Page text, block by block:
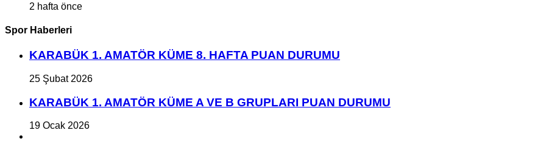
2 hafta önce
Spor Haberleri
KARABÜK 1. AMATÖR KÜME 8. HAFTA PUAN DURUMU
25 Şubat 2026
KARABÜK 1. AMATÖR KÜME A VE B GRUPLARI PUAN DURUMU
19 Ocak 2026